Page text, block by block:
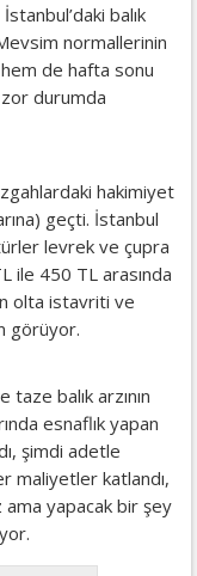
balık
normallerinin
de hafta sonu
durumda
hakimiyet
geçti. İstanbul
levrek ve çupra
ile 450 TL arasında
olta istavriti ve
görüyor.
balık arzının
esnaflık yapan
şimdi adetle
maliyetler katlandı,
yapacak bir şey